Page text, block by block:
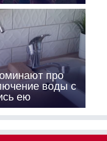
про
воды с
ею